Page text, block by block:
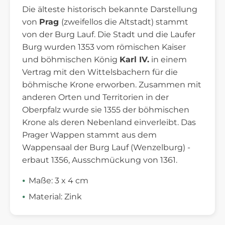
Die älteste historisch bekannte Darstellung
von Prag (zweifellos die Altstadt) stammt
von der Burg Lauf. Die Stadt und die Laufer
Burg wurden 1353 vom römischen Kaiser
und böhmischen König Karl IV. in einem
Vertrag mit den Wittelsbachern für die
böhmische Krone erworben. Zusammen mit
anderen Orten und Territorien in der
Oberpfalz wurde sie 1355 der böhmischen
Krone als deren Nebenland einverleibt. Das
Prager Wappen stammt aus dem
Wappensaal der Burg Lauf (Wenzelburg) -
erbaut 1356, Ausschmückung von 1361.
Maße: 3 x 4 cm
Material: Zink